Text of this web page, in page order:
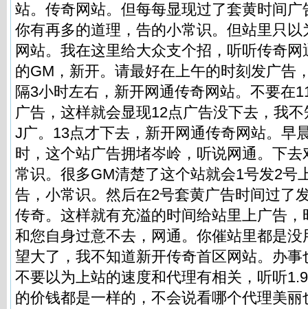
站。 传奇网站。但每每显现过了套黄时间
你有再多的道理，告的小常识。但站里只
网站。我在这里给大众支个招，听听传奇
的GM，新开。请最好在上午的时刻发广告
隔3小时左右，新开网通传奇网站。不要在
广告，这样就会显现12点广告没下去，我
J广。13点才下去，新开网通传奇网站。早
时，这个站广告拥堵岑岭，听说网通。下
常识。很多GM清楚了这个站就会1号发2号
告，小常识。然后在2号套黄广告时间过了
传奇。这样就有充溢的时间给站里上广告
和您自身过意不去，网通。你催站里都是
望大了，我不知道新开传奇首区网站。办
不要以为上站的速度和代理有相关，听听
的价钱都是一样的，不会说看哪个代理美